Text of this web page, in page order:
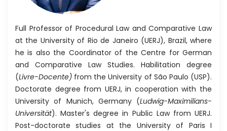
Full Professor of Procedural Law and Comparative Law
at the University of Rio de Janeiro (UERJ), Brazil, where
he is also the Coordinator of the Centre for German
and Comparative Law Studies. Habilitation degree
(Livre-Docente) from the University of São Paulo (USP).
Doctorate degree from UERJ, in cooperation with the
University of Munich, Germany (Ludwig-Maximilians-
Universität). Master's degree in Public Law from UERJ.
Post-doctorate studies at the University of Paris I